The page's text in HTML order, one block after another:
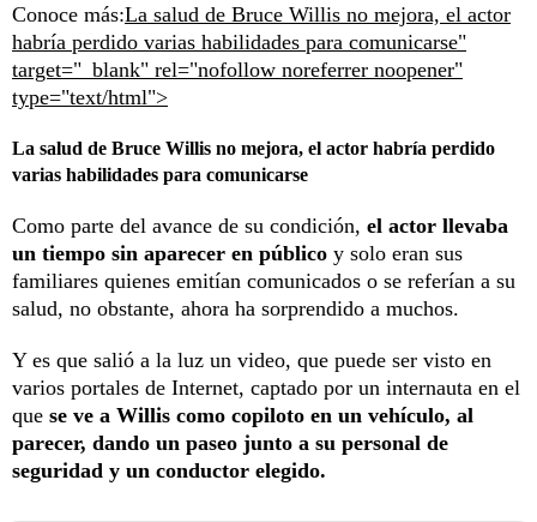
Conoce más:La salud de Bruce Willis no mejora, el actor
habría perdido varias habilidades para comunicarse"
target="_blank" rel="nofollow noreferrer noopener"
type="text/html">
La salud de Bruce Willis no mejora, el actor habría perdido
varias habilidades para comunicarse
Como parte del avance de su condición, el actor llevaba
un tiempo sin aparecer en público y solo eran sus
familiares quienes emitían comunicados o se referían a su
salud, no obstante, ahora ha sorprendido a muchos.
Y es que salió a la luz un video, que puede ser visto en
varios portales de Internet, captado por un internauta en el
que se ve a Willis como copiloto en un vehículo, al
parecer, dando un paseo junto a su personal de
seguridad y un conductor elegido.